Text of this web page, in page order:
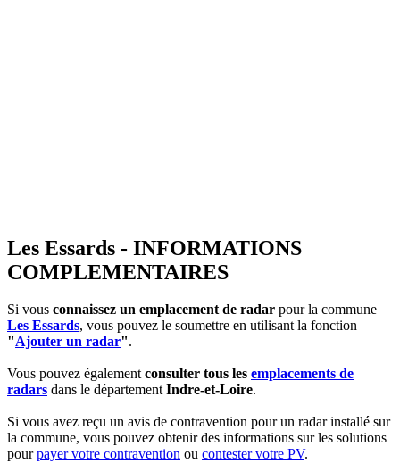
Les Essards - INFORMATIONS
COMPLEMENTAIRES
Si vous connaissez un emplacement de radar pour la commune
Les Essards, vous pouvez le soumettre en utilisant la fonction
"Ajouter un radar".
Vous pouvez égalementconsulter tous les emplacements de
radars dans le départementIndre-et-Loire.
Si vous avez reçu un avis de contravention pour un radar installé sur
la commune, vous pouvez obtenir des informations sur les solutions
pourpayer votre contravention ou contester votre PV.